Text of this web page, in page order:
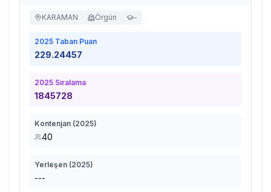
KARAMAN Örgün -
2025 Taban Puan
229.24457
2025 Sıralama
1845728
Kontenjan (2025)
40
Yerleşen (2025)
---